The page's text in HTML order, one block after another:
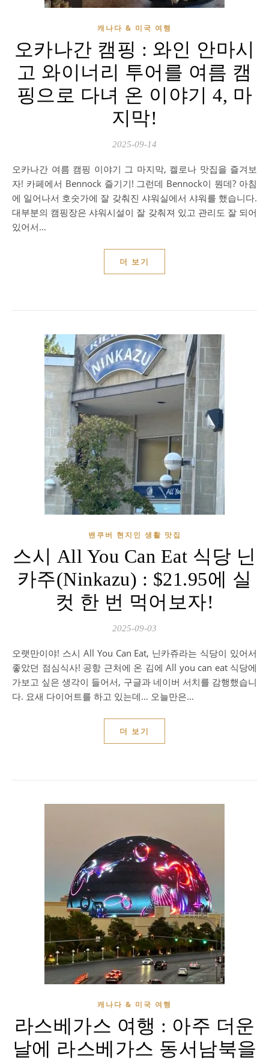
캐나다 & 미국 여행
오카나간 캠핑 : 와인 안마시
고 와이너리 투어를 여름 캠
핑으로 다녀 온 이야기 4, 마
지막!
2025-09-14
오카나간 여름 캠핑 이야기 그 마지막, 켈로나 맛집을 즐겨보
자! 카페에서 Bennock 즐기기! 그런데 Bennock이 뭔데? 아침
에 일어나서 호숫가에 잘 갖춰진 샤워실에서 샤워를 했습니다.
대부분의 캠핑장은 샤워시설이 잘 갖춰져 있고 관리도 잘 되어
있어서…
더 보기
밴쿠버 현지인 생활 맛집
스시 All You Can Eat 식당 닌
카주(Ninkazu) : $21.95에 실
컷 한 번 먹어보자!
2025-09-03
오랫만이야! 스시 All You Can Eat, 닌카쥬라는 식당이 있어서
좋았던 점심식사! 공항 근처에 온 김에 All you can eat 식당에
가보고 싶은 생각이 들어서, 구글과 네이버 서치를 감행했습니
다. 요새 다이어트를 하고 있는데… 오늘만은…
더 보기
캐나다 & 미국 여행
라스베가스 여행 : 아주 더운
날에 라스베가스 동서남북을